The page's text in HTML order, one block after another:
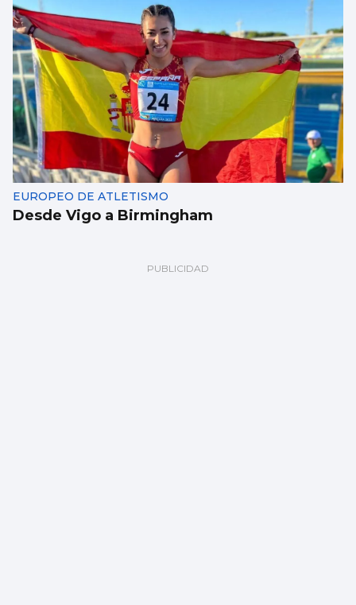
EUROPEO DE ATLETISMO
Desde Vigo a Birmingham